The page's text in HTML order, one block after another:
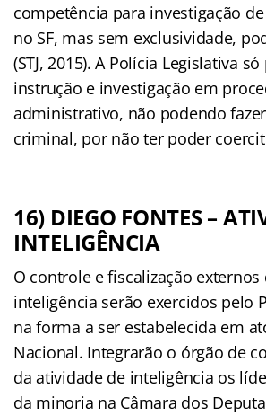
competência para investigação
no SF, mas sem exclusividade,
(STJ, 2015). A Polícia Legislativa
instrução e investigação em
administrativo, não podendo
criminal, por não ter poder
16) DIEGO FONTES –
INTELIGÊNCIA
O controle e ﬁscalização
inteligência serão exercidos pelo
na forma a ser estabelecida em
Nacional. Integrarão o órgão de
da atividade de inteligência os
da minoria na Câmara dos